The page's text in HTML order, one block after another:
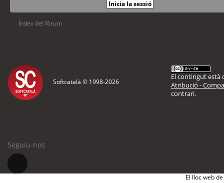
Índex del fòrum
Softcatalà © 1998-2026
El contingut està
Atribució -
contrari.
Seguiu-nos
El lloc web